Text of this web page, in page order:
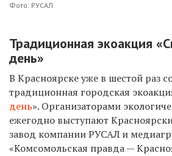
Фото: РУСАЛ
Традиционная экоакция
день»
В Красноярске уже в шестой раз
традиционная городская
день». Организаторами
ежегодно выступают
завод компании РУСАЛ и
«Комсомольская правда —